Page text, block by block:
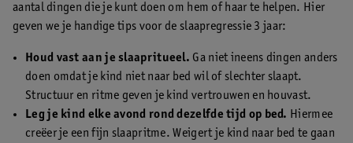
aantal dingen die je kunt doen om hem of haar te helpen. Hier
geven we je handige tips voor de slaapregressie 3 jaar:
Houd vast aan je slaapritueel. Ga niet ineens dingen anders
doen omdat je kind niet naar bed wil of slechter slaapt.
Structuur en ritme geven je kind vertrouwen en houvast.
Leg je kind elke avond rond dezelfde tijd op bed. Hiermee
creëer je een fijn slaapritme. Weigert je kind naar bed te gaan